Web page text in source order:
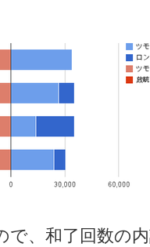
で、和了回数の